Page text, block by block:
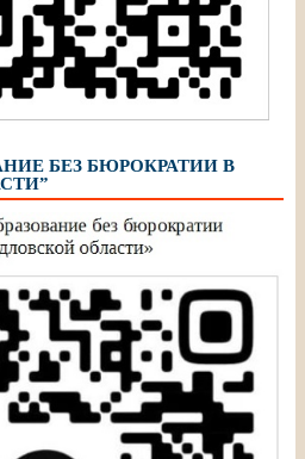
БЕЗ БЮРОКРАТИИ В